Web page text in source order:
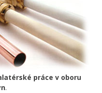
práce v oboru
.